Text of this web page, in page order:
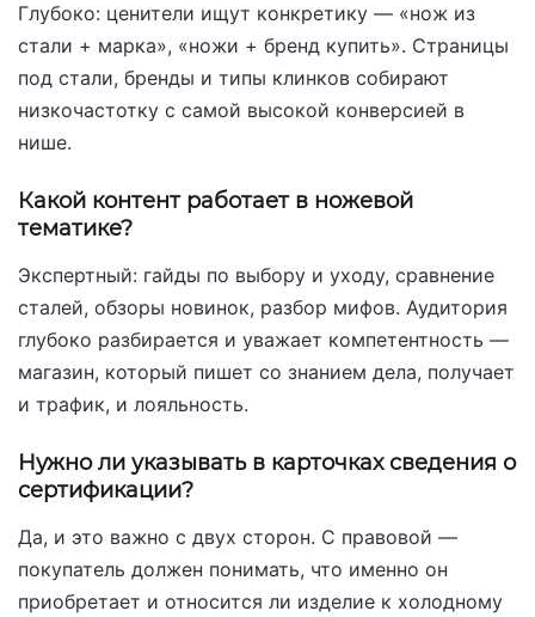
Глубоко: ценители ищут конкретику — «нож из
стали + марка», «ножи + бренд купить». Страницы
под стали, бренды и типы клинков собирают
низкочастотку с самой высокой конверсией в
нише.
Какой контент работает в ножевой
тематике?
Экспертный: гайды по выбору и уходу, сравнение
сталей, обзоры новинок, разбор мифов. Аудитория
глубоко разбирается и уважает компетентность —
магазин, который пишет со знанием дела, получает
и трафик, и лояльность.
Нужно ли указывать в карточках сведения о
сертификации?
Да, и это важно с двух сторон. С правовой —
покупатель должен понимать, что именно он
приобретает и относится ли изделие к холодному